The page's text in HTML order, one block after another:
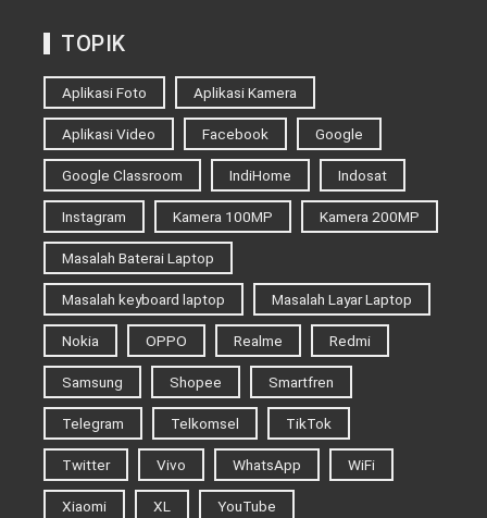
TOPIK
Aplikasi Foto Aplikasi Kamera
Aplikasi Video Facebook Google
Google Classroom IndiHome Indosat
Instagram Kamera 100MP Kamera 200MP
Masalah Baterai Laptop
Masalah keyboard laptop Masalah Layar Laptop
Nokia OPPO Realme Redmi
Samsung Shopee Smartfren
Telegram Telkomsel TikTok
Twitter Vivo WhatsApp WiFi
Xiaomi XL YouTube